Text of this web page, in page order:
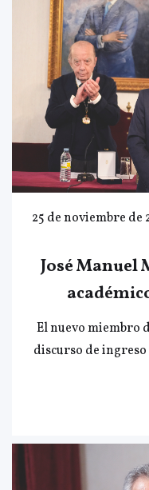
25 de noviembre de
José Manuel
El nuevo miembro
discurso de